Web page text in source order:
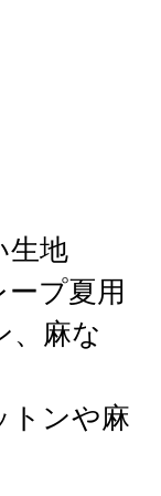
生地
プ 夏用
、麻な
トンや麻